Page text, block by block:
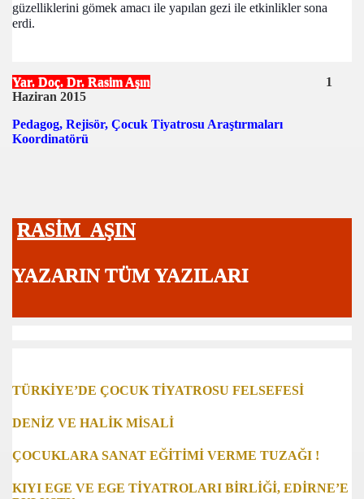
güzelliklerini gömek amacı ile yapılan gezi ile etkinlikler sona
erdi.
Yar. Doç. Dr. Rasim Aşın 1
Haziran 2015
Pedagog, Rejisör, Çocuk Tiyatrosu Araştırmaları
Koordinatörü
RASİM AŞIN
YAZARIN TÜM YAZILARI
TÜRKİYE’DE ÇOCUK TİYATROSU FELSEFESİ
DENİZ VE HALİK MİSALİ
ÇOCUKLARA SANAT EĞİTİMİ VERME TUZAĞI !
KIYI EGE VE EGE TİYATROLARI BİRLİĞİ, EDİRNE’E
Sevdim)
Demokrasi Bayramı)
Halimize)
Umutla Bakıyor Ama!)